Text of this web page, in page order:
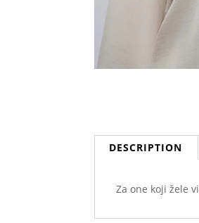
DESCRIPTION
Za one koji žele